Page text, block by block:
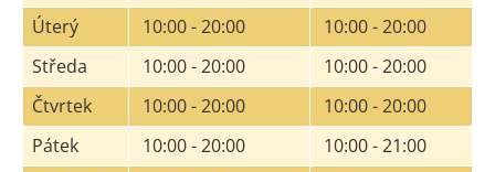
Úterý
10:00 - 20:00
10:00 - 20:00
Středa
10:00 - 20:00
10:00 - 20:00
Čtvrtek
10:00 - 20:00
10:00 - 20:00
Pátek
10:00 - 20:00
10:00 - 21:00